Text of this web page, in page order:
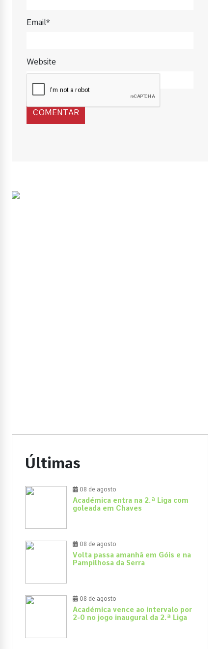
Email*
Website
Últimas
08 de agosto
Académica entra na 2.ª Liga com
goleada em Chaves
08 de agosto
Volta passa amanhã em Góis e na
Pampilhosa da Serra
08 de agosto
Académica vence ao intervalo por
2-0 no jogo inaugural da 2.ª Liga